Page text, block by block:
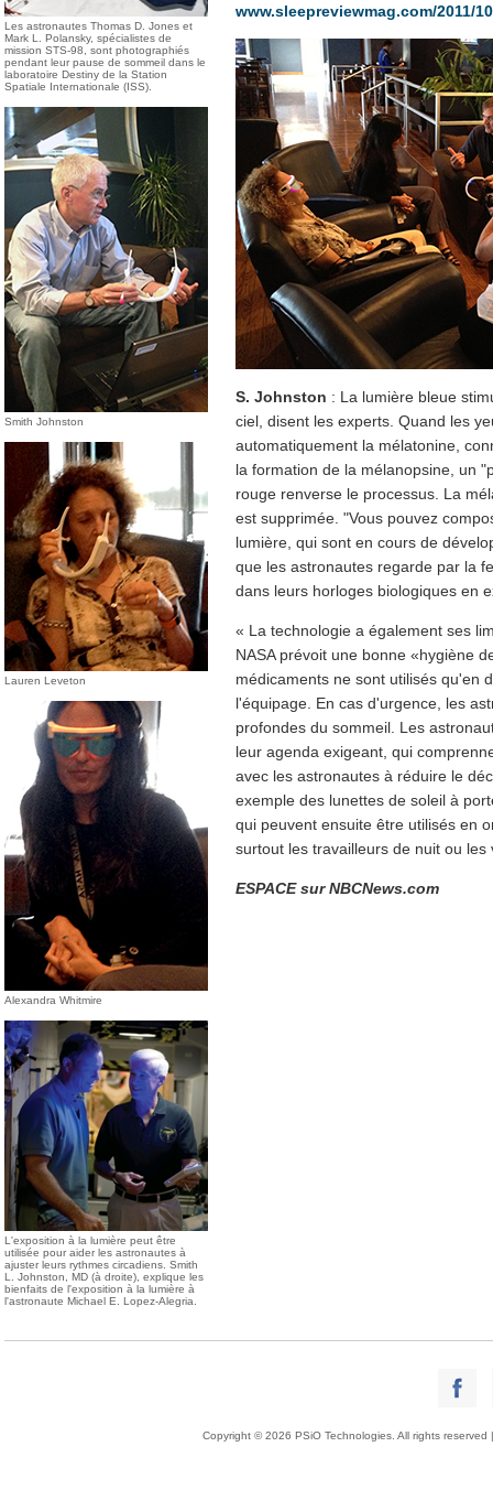
Les astronautes Thomas D. Jones et
Mark L. Polansky, spécialistes de
mission STS-98, sont photographiés
pendant leur pause de sommeil dans le
laboratoire Destiny de la Station
Spatiale Internationale (ISS).
Smith Johnston
Lauren Leveton
Alexandra Whitmire
L'exposition à la lumière peut être
utilisée pour aider les astronautes à
ajuster leurs rythmes circadiens. Smith
L. Johnston, MD (à droite), explique les
bienfaits de l'exposition à la lumière à
l'astronaute Michael E. Lopez-Alegria.
www.sleepreviewmag.com/2011/
S. Johnston : La lumière bleue
ciel, disent les experts. Quand les
automatiquement la mélatonine,
la formation de la mélanopsine, un
rouge renverse le processus. La
est supprimée. "Vous pouvez
lumière, qui sont en cours de
que les astronautes regarde par la
dans leurs horloges biologiques en
« La technologie a également ses
NASA prévoit une bonne «hygiène
médicaments ne sont utilisés qu'en
l'équipage. En cas d'urgence, les
profondes du sommeil. Les
leur agenda exigeant, qui
avec les astronautes à réduire le
exemple des lunettes de soleil à
qui peuvent ensuite être utilisés en
surtout les travailleurs de nuit ou
ESPACE sur NBCNews.com
Copyright © 2026 PSiO Technologies. All rights reserved